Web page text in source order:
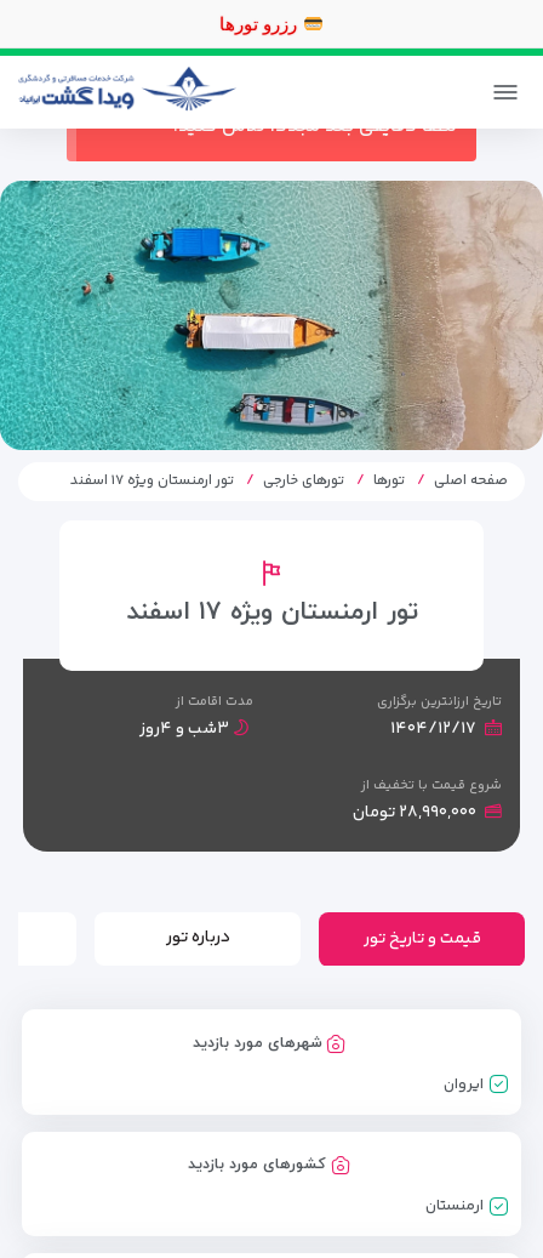
رزرو
در حال حاضر ارتباط با سرور قطع می باشد
لطفا دقایقی بعد مجددا تلاش کنید.
صفحه اصلی تورها تورهای خارجی تور ارمنستان ویژه ۱۷ اسفند
تور ارمنستان ویژه ۱۷ اسفند
تاریخ ارزانترین برگزاری
۱۴۰۴/۱۲/۱۷
مدت اقامت از
۳شب و ۴روز
شروع قیمت با تخفیف از
۲۸,۹۹۰,۰۰۰ تومان
قیمت و تاریخ تور درباره تور
شهرهای مورد بازدید
ایروان
کشورهای مورد بازدید
ارمنستان